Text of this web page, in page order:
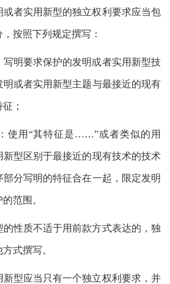
者实用新型的独立权利要求应当包
按照下列规定撰写：
写明要求保护的发明或者实用新型技
或者实用新型主题与最接近的现有
；
使用“其特征是……”或者类似的用
型区别于最接近的现有技术的技术
分写明的特征合在一起，限定发明
范围。
的性质不适于用前款方式表达的，独
式撰写。
新型应当只有一个独立权利要求，并